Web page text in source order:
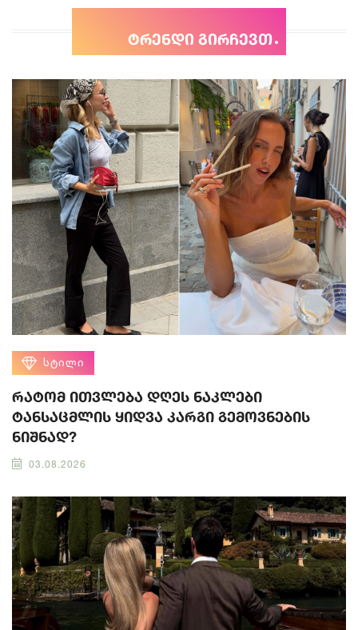
ტრენდი გირჩევთ
ᲡᲢᲘᲚᲘ
რატომ ითვლება დღეს ნაკლები
ტანსაცმლის ყიდვა კარგი გემოვნების
ნიშნად?
03.08.2026